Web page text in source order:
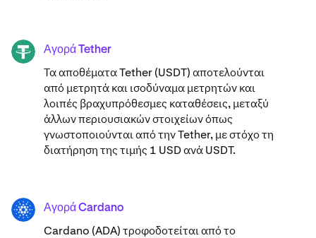
USDT Αγορά Tether
Τα αποθέματα Tether (USDT) αποτελούνται
από μετρητά και ισοδύναμα μετρητών και
λοιπές βραχυπρόθεσμες καταθέσεις, μεταξύ
άλλων περιουσιακών στοιχείων όπως
γνωστοποιούνται από την Tether, με στόχο τη
διατήρηση της τιμής 1 USD ανά USDT.
ADA Αγορά Cardano
Cardano (ADA) ​​τροφοδοτείται από το